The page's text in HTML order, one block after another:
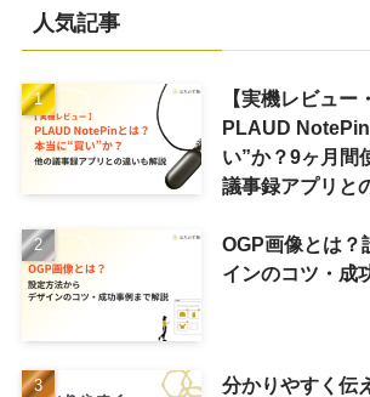
人気記事
【実機レビュー
PLAUD
い”か？9ヶ月間
議事録アプリと
OGP画像とは？
インのコツ・成
分かりやすく伝